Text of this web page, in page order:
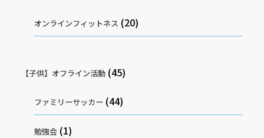
オンラインフィットネス (20)
【子供】オフライン活動(45)
ファミリーサッカー (44)
勉強会 (1)